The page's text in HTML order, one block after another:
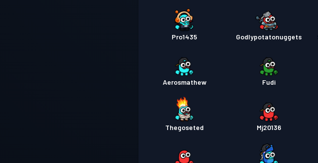
Pro1435 Godlypotatonuggets
Aerosmathew Fudi
Thegoseted Mj20136